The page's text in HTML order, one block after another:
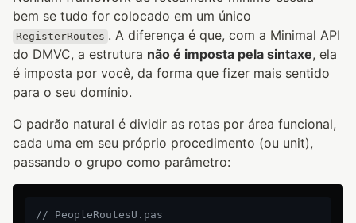
bem se tudo for colocado em um único
RegisterRoutes . A diferença é que, com a Minimal API
do DMVC, a estrutura não é imposta pela sintaxe, ela
é imposta por você, da forma que fizer mais sentido
para o seu domínio.
O padrão natural é dividir as rotas por área funcional,
cada uma em seu próprio procedimento (ou unit),
passando o grupo como parâmetro:
// PeopleRoutesU.pas